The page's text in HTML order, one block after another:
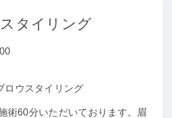
タイリング
ロウスタイリング
術60分いただいております。眉